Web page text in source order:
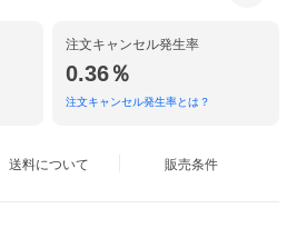
注文キャンセル発生率
0.36％
注文キャンセル発生率とは？
送料について 販売条件